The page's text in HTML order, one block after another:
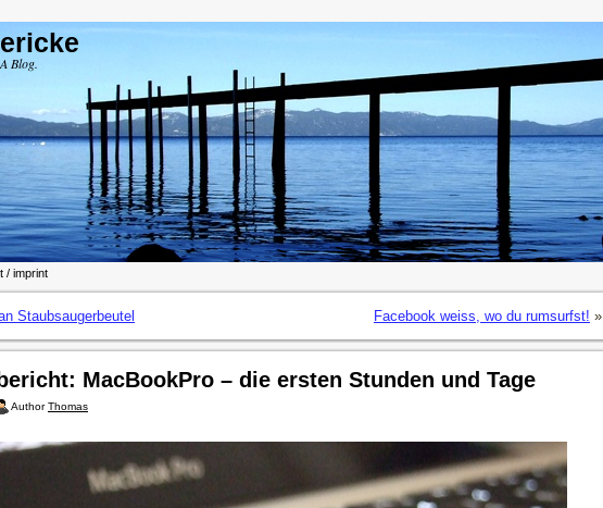
Blog.
/ imprint
Staubsaugerbeutel Facebook weiss, wo du rumsurfst! »
MacBookPro – die ersten Stunden und Tage
AuthorThomas